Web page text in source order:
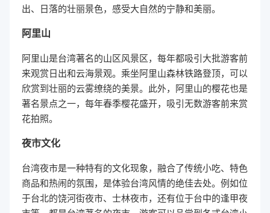
出、日落的壮丽景色，感受大自然的宁静和美丽。
阿里山
阿里山是台湾著名的山区风景区，每年都吸引大批游客前
来观赏日出和云海景观。乘坐阿里山森林铁路登顶，可以
欣赏到壮丽的云雾缭绕的美景。此外，阿里山的樱花也是
著名景点之一，每年春季樱花盛开，吸引无数游客前来赏
花拍照。
夜市文化
台湾夜市是一种特有的文化现象，融合了传统小吃、特色
商品和热闹的氛围，是体验台湾风情的绝佳去处。例如位
于台北的饶河街夜市、士林夜市，还有位于台中的逢甲夜